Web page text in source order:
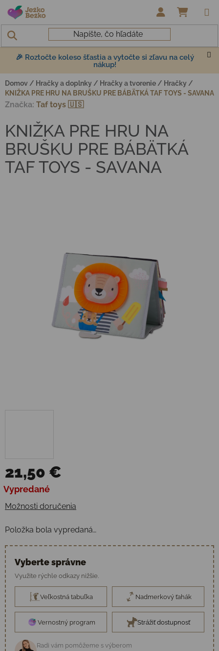
Prejsť na obsah
🎉 Roztočte koleso šťastia a vytočte si zľavu na celý
nákup!
Domov / Hračky a doplnky / Hračky a tvorenie / Hračky /
KNIŽKA PRE HRU NA BRUŠKU PRE BÁBÄTKÁ TAF TOYS - SAVANA
21,50 €
Jednotková cena:
Vypredané
Možnosti doručenia
Položka bola vypredaná…
Vyberte správne
Využite rýchle odkazy nižšie.
Veľkostná tabuľka Nadmerkový ťahák
Vernostný program Strážiť dostupnosť
Radi vám pomôžeme s výberom
KNIŽKA PRE HRU NA
BRUŠKU PRE BÁBÄTKÁ
TAF TOYS - SAVANA
Značka: Taf toys 🇺🇸